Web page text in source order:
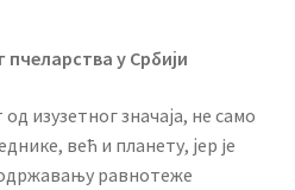
у Србији
изузетног значаја, не само
већ и планету, јер je
равнотеже